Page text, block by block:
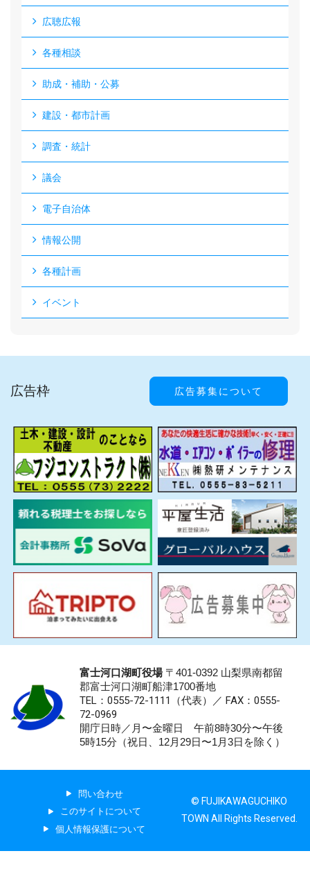
広聴広報
各種相談
助成・補助・公募
建設・都市計画
調査・統計
議会
電子自治体
情報公開
各種計画
イベント
広告枠 広告募集について
富士河口湖町役場〒401-0392 山梨県南都留
郡富士河口湖町船津1700番地
TEL：0555-72-1111 （代表）／ FAX：0555-
72-0969
開庁日時／月〜金曜日 午前8時30分〜午後
5時15分（祝日、12月29日〜1月3日を除く）
問い合わせ
このサイトについて
個人情報保護について
© FUJIKAWAGUCHIKO
TOWN All Rights Reserved.